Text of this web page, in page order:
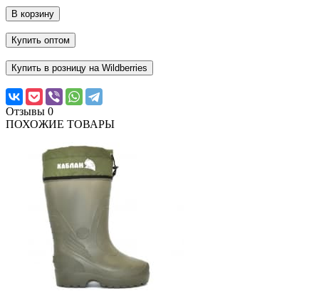
В корзину
Купить оптом
Купить в розницу на Wildberries
Отзывы 0
ПОХОЖИЕ ТОВАРЫ